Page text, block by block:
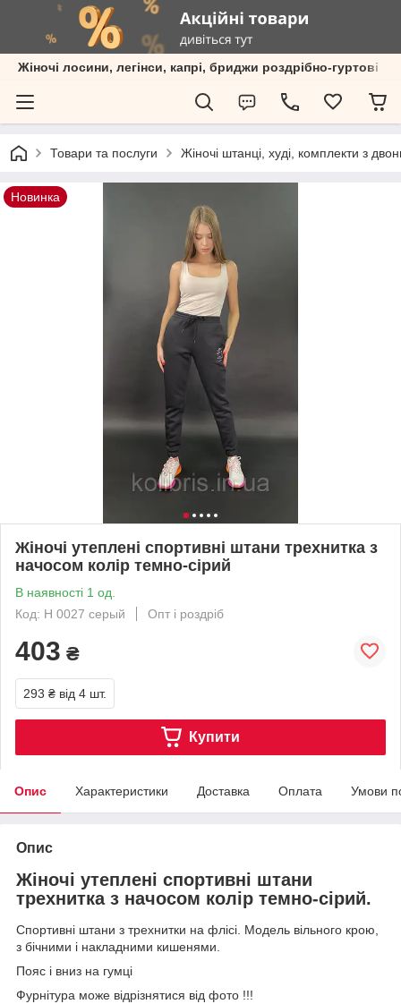
Жіночі лосини, легінси, капрі, бриджи роздрібно-гуртові
Товари та послуги Жіночі штанці, худі, комплекти з
Новинка
Жіночі утеплені спортивні штани трехнитка з
начосом колір темно-сірий
В наявності 1 од.
Код: Н 0027 серый
Опт і роздріб
403 ₴
293 ₴ від 4 шт.
Купити
Опис Характеристики Доставка Оплата Умови
Опис
Жіночі утеплені спортивні штани
трехнитка з начосом колір темно-сірий.
Спортивні штани з трехнитки на флісі. Модель вільного крою,
з бічними і накладними кишенями.
Пояс і вниз на гумці
Фурнітура може відрізнятися від фото !!!